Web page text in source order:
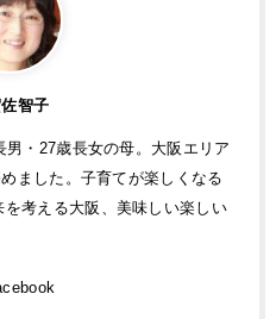
智子
・27歳長女の母。大阪エリア
ました。子育てが楽しくなる
考える大阪、美味しい楽しい